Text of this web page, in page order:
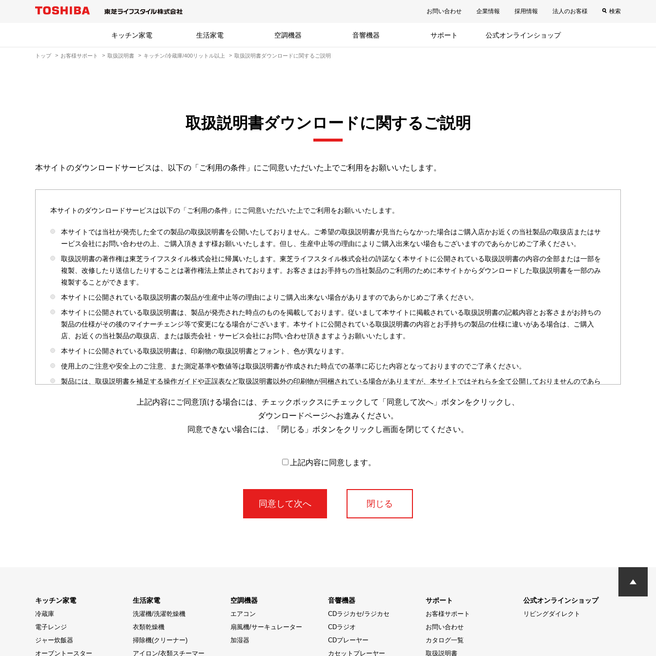
お問い合わせ 企業情報 採用情報 法人のお客様 検索
キッチン家電 生活家電 空調機器 音響機器 サポート 公式オンラインショップ
トップ お客様サポート 取扱説明書 キッチン/冷蔵庫/400リットル以上 取扱説明書ダウンロードに関するご説明
取扱説明書ダウンロードに関するご説明
本サイトのダウンロードサービスは、以下の「ご利用の条件」にご同意いただいた上でご利用をお願いいたします。
本サイトのダウンロードサービスは以下の「ご利用の条件」にご同意いただいた上でご利用をお願いいたします。
本サイトでは当社が発売した全ての製品の取扱説明書を公開いたしておりません。ご希望の取扱説明書が見当たらなかった場合はご購入店かお近くの当社製品の取扱店またはサ
ービス会社にお問い合わせの上、ご購入頂きます様お願いいたします。但し、生産中止等の理由によりご購入出来ない場合もございますのであらかじめご了承ください。
取扱説明書の著作権は東芝ライフスタイル株式会社に帰属いたします。東芝ライフスタイル株式会社の許諾なく本サイトに公開されている取扱説明書の内容の全部または一部を
複製、改修したり送信したりすることは著作権法上禁止されております。お客さまはお手持ちの当社製品のご利用のために本サイトからダウンロードした取扱説明書を一部のみ
複製することができます。
本サイトに公開されている取扱説明書の製品が生産中止等の理由によりご購入出来ない場合がありますのであらかじめご了承ください。
本サイトに公開されている取扱説明書は、製品が発売された時点のものを掲載しております。従いまして本サイトに掲載されている取扱説明書の記載内容とお客さまがお持ちの
製品の仕様がその後のマイナーチェンジ等で変更になる場合がございます。本サイトに公開されている取扱説明書の内容とお手持ちの製品の仕様に違いがある場合は、ご購入
店、お近くの当社製品の取扱店、または販売会社・サービス会社にお問い合わせ頂きますようお願いいたします。
本サイトに公開されている取扱説明書は、印刷物の取扱説明書とフォント、色が異なります。
使用上のご注意や安全上のご注意、また測定基準や数値等は取扱説明書が作成された時点での基準に応じた内容となっておりますのでご了承ください。
製品には、取扱説明書を補足する操作ガイドや正誤表など取扱説明書以外の印刷物が同梱されている場合がありますが、本サイトではそれらを全て公開しておりませんのであら
本サイトのサービスは予告なく中止または内容を変更する場合がございますのであらかじめご了承ください。
場合がありますのであらかじめご了承ください。
上記内容にご同意頂ける場合には、チェックボックスにチェックして「同意して次へ」ボタンをクリックし、
ダウンロードページへお進みください。
同意できない場合には、「閉じる」ボタンをクリックし画面を閉じてください。
上記内容に同意します。
閉じる
キッチン家電
冷蔵庫
電子レンジ
ジャー炊飯器
オーブントースター
生活家電
洗濯機/洗濯乾燥機
衣類乾燥機
掃除機(クリーナー)
アイロン/衣類スチーマー
空調機器
エアコン
扇風機/サーキュレーター
加湿器
音響機器
CDラジカセ/ラジカセ
CDラジオ
CDプレーヤー
カセットプレーヤー
サポート
お客様サポート
お問い合わせ
カタログ一覧
取扱説明書
公式オンラインショップ
リビングダイレクト